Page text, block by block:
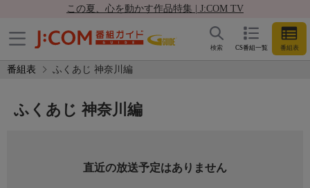
この夏、心を動かす作品特集 | J:COM TV
CS番組一覧 番組表
検索
番組表 ふくあじ 神奈川編
ふくあじ 神奈川編
直近の放送予定はありません